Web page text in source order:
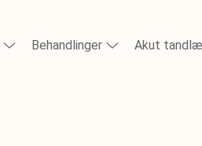
Behandlinger Akut